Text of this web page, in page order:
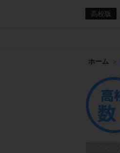
高校版
ホーム